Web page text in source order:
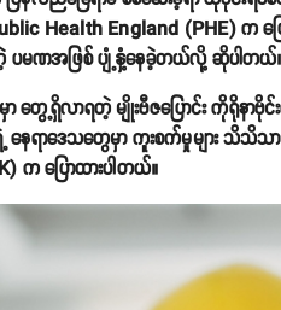
Health England (PHE) က
ပမဏအဖြစ် ပျံ့နှံ့နေခဲ့တယ်လို့ ဆိုပါတယ်
တွေ့ရှိလာရတဲ့ မျိုးဗီဇပြောင်း ကိုရိုနာဗို
ေရာဒေသတွေမှာ ကူးစက်မှုများ သိသိသ
က ပြောထားပါတယ်။